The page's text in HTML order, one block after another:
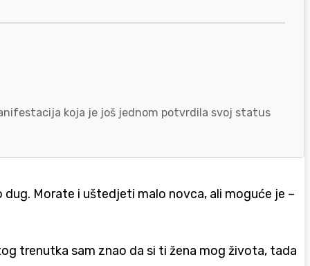
koja je još jednom potvrdila svoj status
Morate i uštedjeti malo novca, ali moguće je –
trenutka sam znao da si ti žena mog života, tada